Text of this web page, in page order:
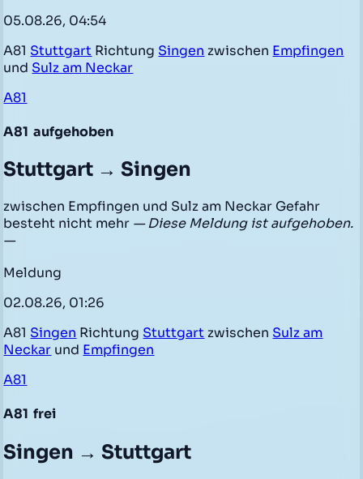
05.08.26, 04:54
A81 Stuttgart Richtung Singen zwischen Empfingen
und Sulz am Neckar
A81
A81 aufgehoben
Stuttgart → Singen
zwischen Empfingen und Sulz am Neckar Gefahr
besteht nicht mehr — Diese Meldung ist aufgehoben.
—
Meldung
02.08.26, 01:26
A81 Singen Richtung Stuttgart zwischen Sulz am
Neckar und Empfingen
A81
A81 frei
Singen → Stuttgart